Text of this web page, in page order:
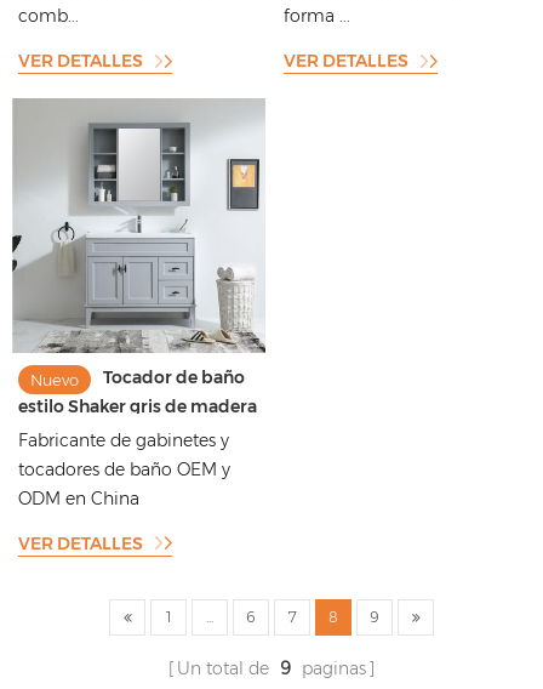
comb...
VER DETALLES
forma ...
VER DETALLES
Nuevo
Tocador de baño
estilo Shaker gris de madera
de roble
Fabricante de gabinetes y
tocadores de baño OEM y
ODM en China
VER DETALLES
1 6 7 8 9
Un total de 9 paginas